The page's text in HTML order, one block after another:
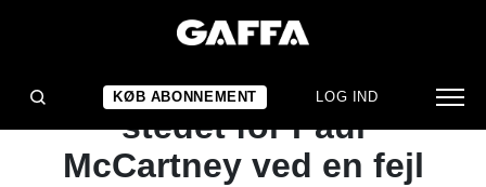
KØB ABONNEMENT LOG IND
NYHED
DR afspillede AI-sang i
stedet for Paul
McCartney ved en fejl